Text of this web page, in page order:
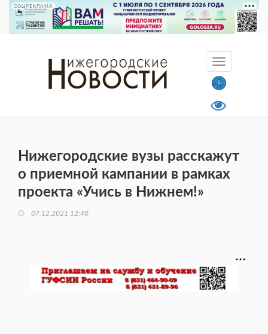
СОЦРЕКЛАМА
Нижегородские вузы расскажут
о приемной кампании в рамках
проекта «Учись в Нижнем!»
07.12.2021 12:40